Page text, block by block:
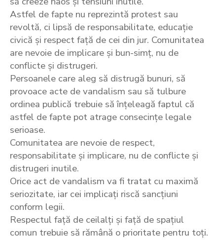
Astfel de fapte nu reprezintă protest sau
revoltă, ci lipsă de responsabilitate, educație
civică și respect față de cei din jur. Comunitatea
are nevoie de implicare și bun-simț, nu de
conflicte și distrugeri.
Persoanele care aleg să distrugă bunuri, să
provoace acte de vandalism sau să tulbure
ordinea publică trebuie să înțeleagă faptul că
astfel de fapte pot atrage consecințe legale
serioase.
Comunitatea are nevoie de respect,
responsabilitate și implicare, nu de conflicte și
distrugeri inutile.
Orice act de vandalism va fi tratat cu maximă
seriozitate, iar cei implicați riscă sancțiuni
conform legii.
Respectul față de ceilalți și față de spațiul
comun trebuie să rămână o prioritate pentru toți.